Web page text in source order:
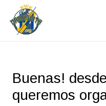
Buenas!
queremos